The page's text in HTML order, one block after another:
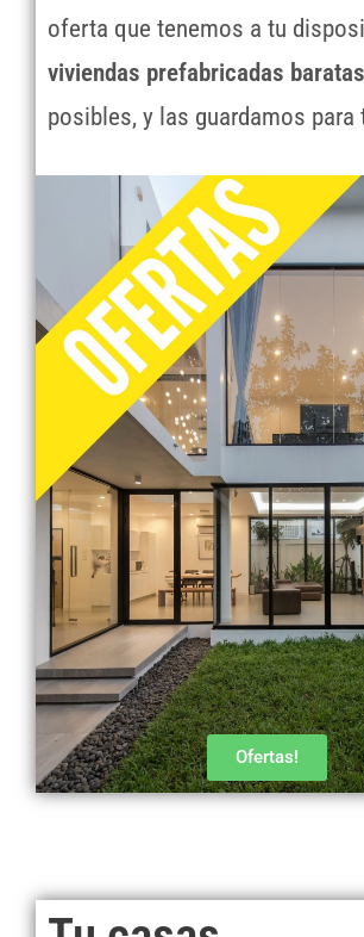
oferta que tenemos a tu
viviendas prefabricadas baratas
posibles, y las guardamos para
Ofertas!